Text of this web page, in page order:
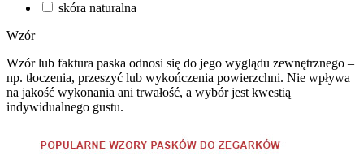
skóra naturalna
Wzór
Wzór lub faktura paska odnosi się do jego wyglądu zewnętrznego –
np. tłoczenia, przeszyć lub wykończenia powierzchni. Nie wpływa
na jakość wykonania ani trwałość, a wybór jest kwestią
indywidualnego gustu.